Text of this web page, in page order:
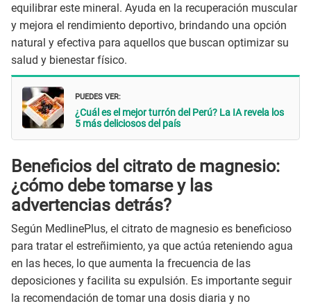
equilibrar este mineral. Ayuda en la recuperación muscular
y mejora el rendimiento deportivo, brindando una opción
natural y efectiva para aquellos que buscan optimizar su
salud y bienestar físico.
PUEDES VER:
¿Cuál es el mejor turrón del Perú? La IA revela los
5 más deliciosos del país
Beneficios del citrato de magnesio:
¿cómo debe tomarse y las
advertencias detrás?
Según MedlinePlus, el citrato de magnesio es beneficioso
para tratar el estreñimiento, ya que actúa reteniendo agua
en las heces, lo que aumenta la frecuencia de las
deposiciones y facilita su expulsión. Es importante seguir
la recomendación de tomar una dosis diaria y no